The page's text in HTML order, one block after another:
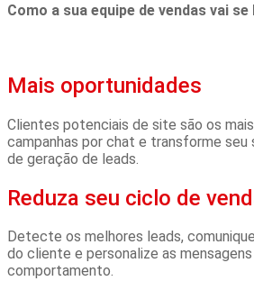
Como a sua equipe de vendas vai
Mais oportunidades
Clientes potenciais de site são os
campanhas por chat e transforme seu
de geração de leads.
Reduza seu ciclo de
Detecte os melhores leads,
do cliente e personalize as
comportamento.